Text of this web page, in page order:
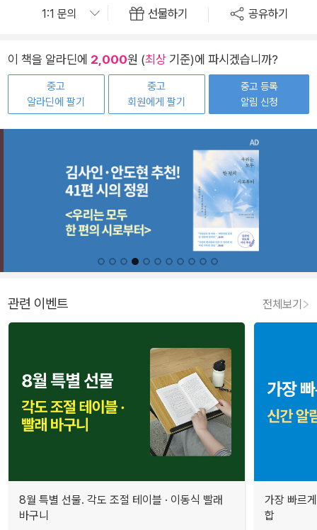
선물하기 공유하기
이 책을 알라딘에 2,000원 (최상 기준)에 파시겠습니까?
중고
알라딘에 팔기
중고
회원에게 팔기
중고 등록
알림 신청
관련 이벤트 전체보기
8월 특별 선물. 각도 조절 테이블 · 이동식 빨래
바구니
가장 빠르
합